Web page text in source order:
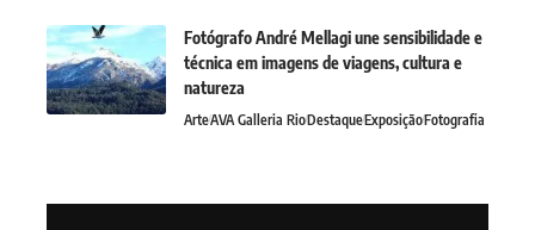
Fotógrafo André Mellagi une sensibilidade e
técnica em imagens de viagens, cultura e
natureza
ArteAVA Galleria RioDestaqueExposiçãoFotografia